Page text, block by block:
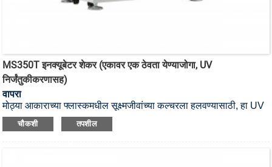
MS350T इनक्यूबेटर शेकर (एकावर एक ठेवता येण्याजोगा, UV
निर्जंतुकीकरणासह)
वापरा
मोठ्या आकाराच्या फ्लास्कमधील सूक्ष्मजीवांच्या कल्चरला हलवण्यासाठी, हा UV
स्टेरिलायझेशन स्टॅकेबल इनक्यूबेटर शेकर आहे.
चौकशी तपशील